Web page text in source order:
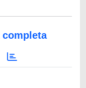
completa